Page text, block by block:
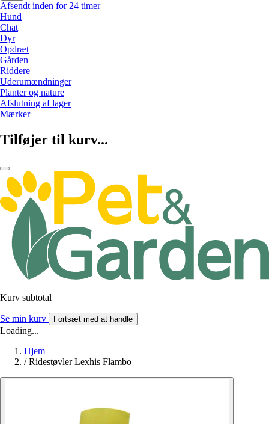
Afsendt inden for 24 timer
Hund
Chat
Dyr
Opdræt
Gården
Riddere
Uderumændninger
Planter og nature
Afslutning af lager
Mærker
Tilføjer til kurv...
Kurv subtotal
Se min kurv Fortsæt med at handle
Loading...
Hjem
/ Ridestøvler Lexhis Flambo